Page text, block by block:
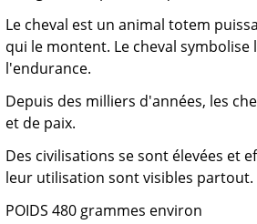
Le cheval est un animal totem
qui le montent. Le cheval
l'endurance.
Depuis des milliers d'années, les
et de paix.
Des civilisations se sont élevées et
leur utilisation sont visibles partout.
POIDS 480 grammes environ